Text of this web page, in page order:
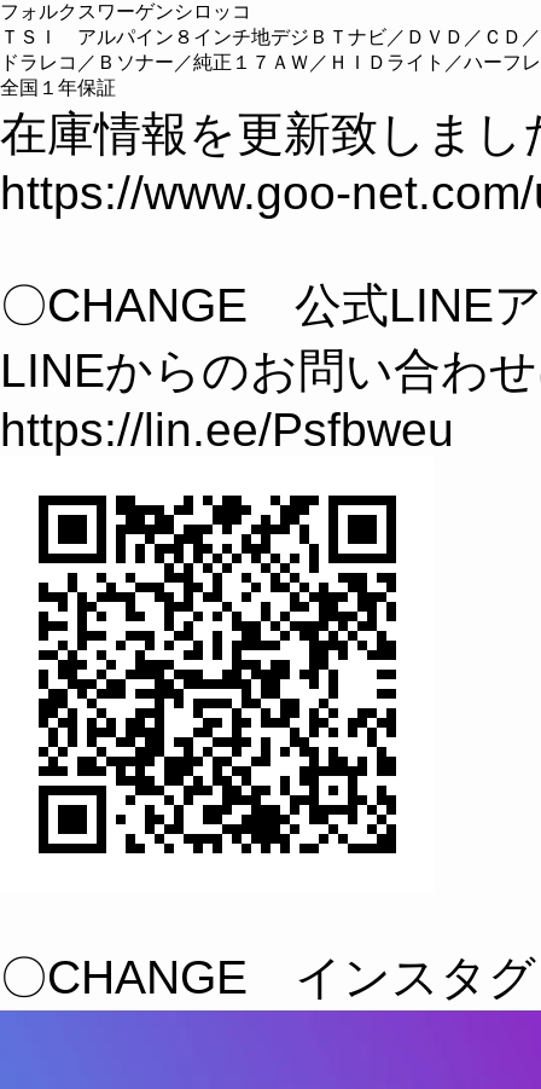
フォルクスワーゲンシロッコ
ＴＳＩ アルパイン８インチ地デジＢＴナビ／ＤＶＤ／ＣＤ
ドラレコ／Ｂソナー／純正１７ＡＷ／ＨＩＤライト／ハーフ
全国１年保証
在庫情報を更新致しまし
https://www.goo-
〇CHANGE 公式LINE
LINEからのお問い合わ
https://lin.ee/Psfbweu
〇CHANGE インスタ